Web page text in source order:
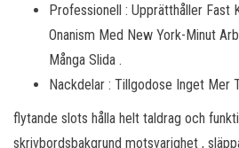
Professionell : Upprätthåller Fast
Onanism Med New York-Minut
Många Slida .
Nackdelar : Tillgodose Inget Mer
flytande slots hålla helt taldrag och
skrivbordsbakgrund motsvarighet ,